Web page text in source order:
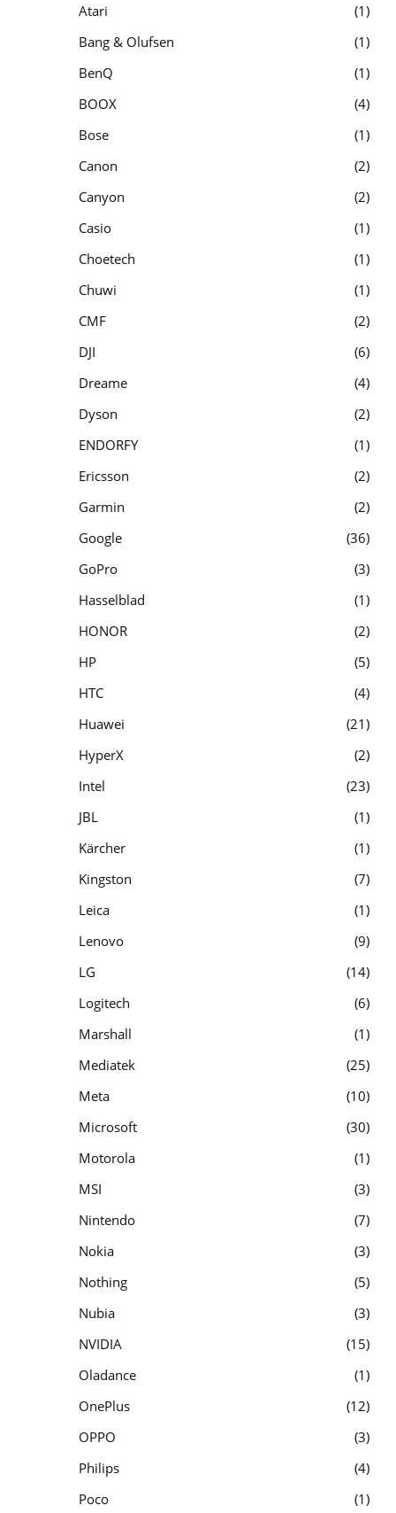
Atari
1
Bang & Olufsen
1
BenQ
1
BOOX
4
Bose
1
Canon
2
Canyon
2
Casio
1
Choetech
1
Chuwi
1
CMF
2
DJI
6
Dreame
4
Dyson
2
ENDORFY
1
Ericsson
2
Garmin
2
Google
36
GoPro
3
Hasselblad
1
HONOR
2
HP
5
HTC
4
Huawei
21
HyperX
2
Intel
23
JBL
1
Kärcher
1
Kingston
7
Leica
1
Lenovo
9
LG
14
Logitech
6
Marshall
1
Mediatek
25
Meta
10
Microsoft
30
Motorola
1
MSI
3
Nintendo
7
Nokia
3
Nothing
5
Nubia
3
NVIDIA
15
Oladance
1
OnePlus
12
OPPO
3
Philips
4
Poco
1